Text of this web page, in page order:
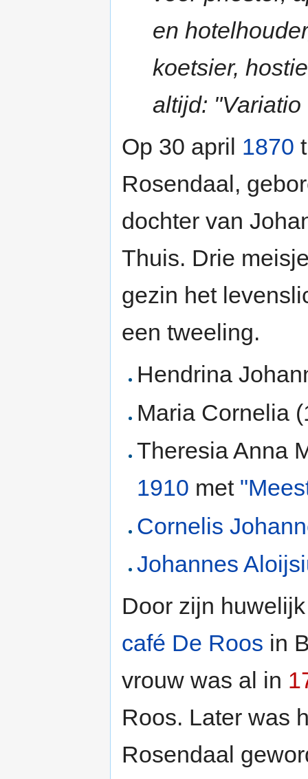
en
koetsier,
altijd: "Variatio
Op 30 april 1870
Rosendaal,
dochter van
Thuis. Drie
gezin het
een tweeling.
Hendrina
Maria Cornelia
Theresia Anna
1910 met
Cornelis
Johannes
Door zijn
café De Roos in
vrouw was al in
Roos. Later was
Rosendaal